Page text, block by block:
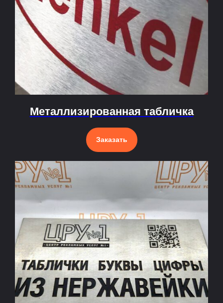
Металлизированная табличка
Заказать